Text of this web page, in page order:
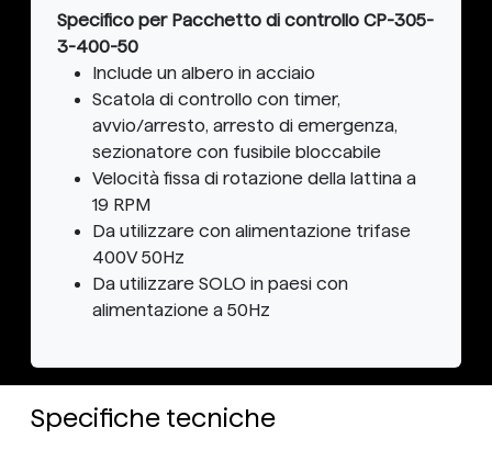
Specifico per Pacchetto di controllo CP-305-
3-400-50
Include un albero in acciaio
Scatola di controllo con timer,
avvio/arresto, arresto di emergenza,
sezionatore con fusibile bloccabile
Velocità fissa di rotazione della lattina a
19 RPM
Da utilizzare con alimentazione trifase
400V 50Hz
Da utilizzare SOLO in paesi con
alimentazione a 50Hz
Specifiche tecniche